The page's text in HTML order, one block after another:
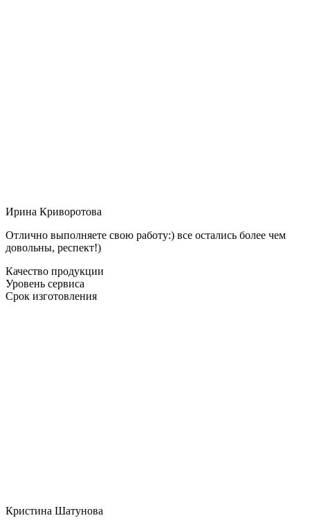
Ирина Криворотова
Отлично выполняете свою работу:) все остались более чем
довольны, респект!)
Качество продукции
Уровень сервиса
Срок изготовления
Кристина Шатунова